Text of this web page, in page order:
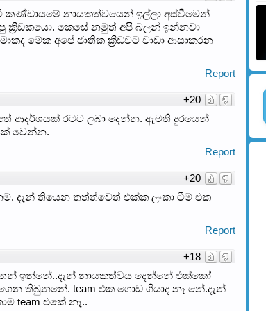
කණ්ඩායමේ නායකත්වයෙන් ඉල්ලා අස්වීමෙන්
ක්‍රිඩකයො. කෙසේ නමුත් අපි බලන් ඉන්නවා
මේක අපේ ජාතික ක්‍රිඩවට වාඩා ආසාකරන
Report
+20
ආදර්ශයක් රටට ලබා දෙන්න. ඇමති දුරයෙන්
වෙන්න.
Report
+20
දැන් තියෙන තත්ත්වෙත් එක්ක ලංකා ටීම් එක
Report
+18
ඉන්නේ..දැන් නායකත්වය දෙන්නේ එක්කෝ
තිබුනනේ. team එක ගොඩ ගියාද නෑ නේ.දැන්
team එකේ නෑ..